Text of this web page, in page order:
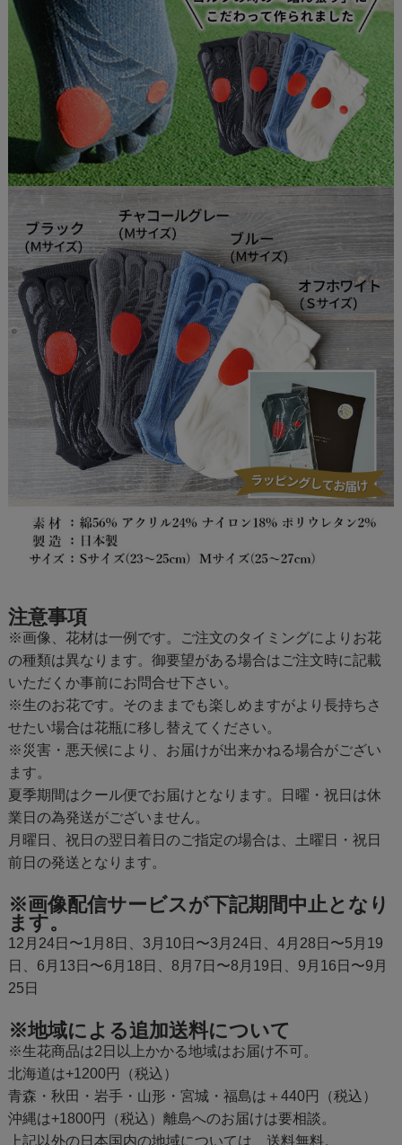
注意事項
※画像、花材は一例です。ご注文のタイミングによりお花
の種類は異なります。御要望がある場合はご注文時に記載
いただくか事前にお問合せ下さい。
※生のお花です。そのままでも楽しめますがより長持ちさ
せたい場合は花瓶に移し替えてください。
※災害・悪天候により、お届けが出来かねる場合がござい
ます。
夏季期間はクール便でお届けとなります。日曜・祝日は休
業日の為発送がございません。
月曜日、祝日の翌日着日のご指定の場合は、土曜日・祝日
前日の発送となります。
※画像配信サービスが下記期間中止となり
ます。
12月24日〜1月8日、3月10日〜3月24日、4月28日〜5月19
日、6月13日〜6月18日、8月7日〜8月19日、9月16日〜9月
25日
※地域による追加送料について
※生花商品は2日以上かかる地域はお届け不可。
北海道は+1200円（税込）
青森・秋田・岩手・山形・宮城・福島は＋440円（税込）
沖縄は+1800円（税込）離島へのお届けは要相談。
上記以外の日本国内の地域については、送料無料。